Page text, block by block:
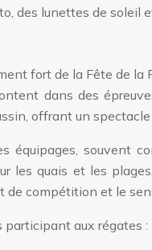
des lunettes de soleil
fort de la Fête de
dans des
offrant un
équipages, souvent
les quais et les
de compétition et le
participant aux régates :